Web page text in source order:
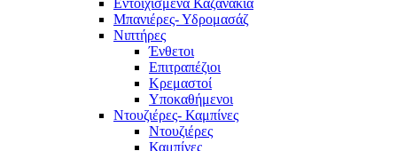
Εντοιχισμένα Καζανάκια
Μπανιέρες- Υδρομασάζ
Νιπτήρες
Ένθετοι
Επιτραπέζιοι
Κρεμαστοί
Υποκαθήμενοι
Ντουζιέρες- Καμπίνες
Ντουζιέρες
Καμπίνες